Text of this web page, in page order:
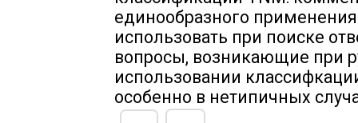
единообразного
использовать при поиске
вопросы, возникающие при
использовании
особенно в нетипичных